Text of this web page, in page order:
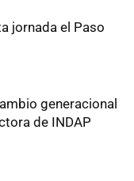
jornada el Paso
generacional
de INDAP